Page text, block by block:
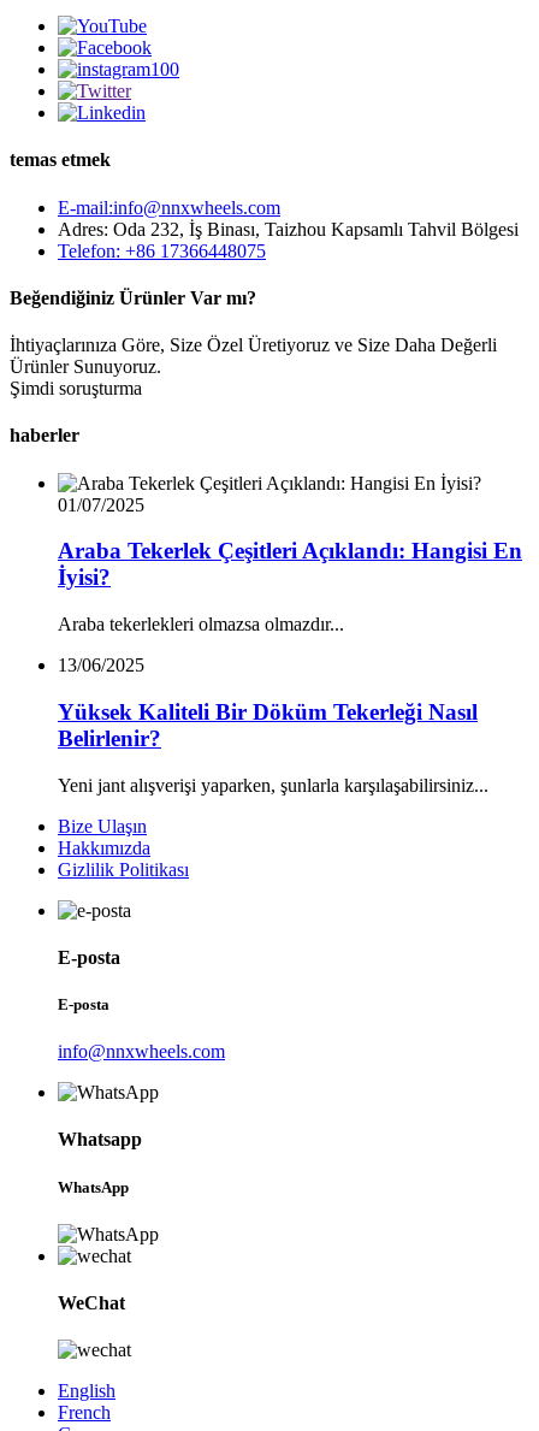
temas etmek
E-mail:info@nnxwheels.com
Adres: Oda 232, İş Binası, Taizhou Kapsamlı Tahvil Bölgesi
Telefon: +86 17366448075
Beğendiğiniz Ürünler Var mı?
İhtiyaçlarınıza Göre, Size Özel Üretiyoruz ve Size Daha Değerli
Ürünler Sunuyoruz.
Şimdi soruşturma
haberler
01/07/2025
Araba Tekerlek Çeşitleri Açıklandı: Hangisi En
İyisi?
Araba tekerlekleri olmazsa olmazdır...
13/06/2025
Yüksek Kaliteli Bir Döküm Tekerleği Nasıl
Belirlenir?
Yeni jant alışverişi yaparken, şunlarla karşılaşabilirsiniz...
Bize Ulaşın
Hakkımızda
Gizlilik Politikası
E-posta
E-posta
info@nnxwheels.com
Whatsapp
WhatsApp
WeChat
English
French